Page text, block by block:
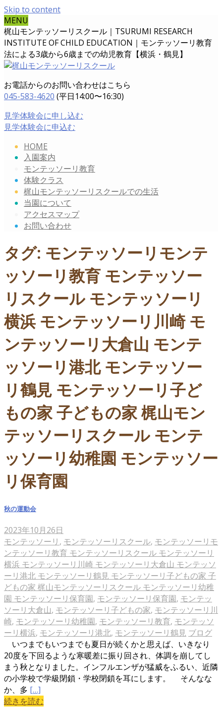
Skip to content
MENU
梶山モンテッソーリスクール｜TSURUMI RESEARCH
INSTITUTE OF CHILD EDUCATION｜ モンテッソーリ教育
法による3歳から6歳までの幼児教育【横浜・鶴見】
お電話からのお問い合わせはこちら
045-583-4620 (平日14:00〜16:30)
見学体験会に申し込む
見学体験会に申込む
HOME
入園案内
モンテッソーリ教育
体験クラス
梶山モンテッソーリスクールでの生活
当園について
アクセスマップ
お問い合わせ
タグ: モンテッソーリモンテ
ッソーリ教育 モンテッソー
リスクール モンテッソーリ
横浜 モンテッソーリ川崎 モ
ンテッソーリ大倉山 モンテ
ッソーリ港北 モンテッソー
リ鶴見 モンテッソーリ子ど
もの家 子どもの家 梶山モン
テッソーリスクール モンテ
ッソーリ幼稚園 モンテッソー
リ保育園
秋の運動会
2023年10月26日
モンテッソーリ , モンテッソーリスクール, モンテッソーリモ
ンテッソーリ教育 モンテッソーリスクール モンテッソーリ
横浜 モンテッソーリ川崎 モンテッソーリ大倉山 モンテッソ
ーリ港北 モンテッソーリ鶴見 モンテッソーリ子どもの家 子
どもの家 梶山モンテッソーリスクール モンテッソーリ幼稚
園 モンテッソーリ保育園, モンテッソーリ保育園, モンテッ
ソーリ大倉山, モンテッソーリ子どもの家, モンテッソーリ川
崎, モンテッソーリ幼稚園, モンテッソーリ教育, モンテッソ
ーリ横浜, モンテッソーリ港北, モンテッソーリ鶴見 ブログ
いつまでもいつまでも夏日が続くかと思えば、いきなり
20度を下回るような寒暖差に振り回され、体調を崩してし
まう秋となりました。インフルエンザが猛威をふるい、近隣
の小学校で学級閉鎖・学校閉鎖を耳にします。 そんなな
か、多 […]
続きを読む